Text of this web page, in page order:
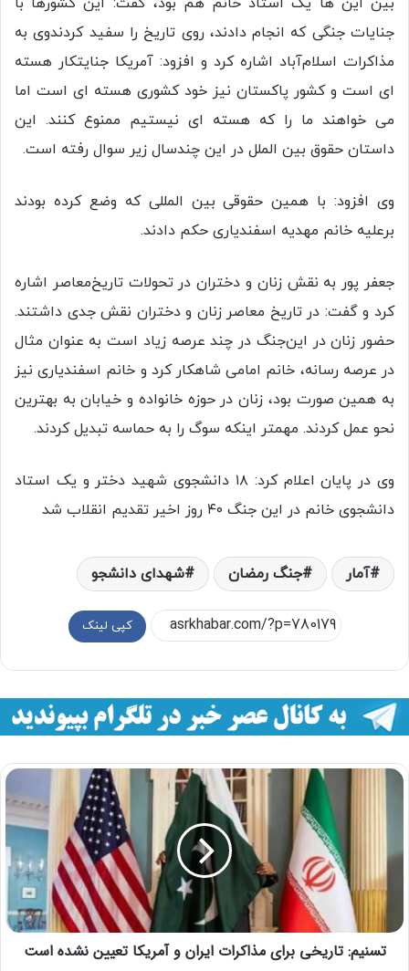
جنایات جنگی که انجام دادند، روی تاریخ را سفید کردندوی به
مذاکرات اسلام‌آباد اشاره کرد و افزود: آمریکا جنایتکار هسته
ای است و کشور پاکستان نیز خود کشوری هسته ای است اما
می خواهند ما را که هسته ای نیستیم ممنوع کنند. این
داستان حقوق بین الملل در این چندسال زیر سوال رفته است.
وی افزود: با همین حقوقی بین المللی که وضع کرده بودند
برعلیه خانم مهدیه اسفندیاری حکم دادند.
جعفر پور به نقش زنان و دختران در تحولات تاریخ‌معاصر اشاره
کرد و گفت: در تاریخ معاصر زنان و دختران نقش جدی داشتند.
حضور زنان در این‌جنگ در چند عرصه زیاد است به عنوان مثال
در عرصه رسانه، خانم امامی شاهکار کرد و خانم اسفندیاری نیز
به همین صورت بود، زنان در حوزه خانواده و خیابان به بهترین
نحو عمل کردند. مهمتر اینکه سوگ را به حماسه تبدیل کردند.
وی در پایان اعلام کرد: ۱۸ دانشجوی شهید دختر و یک استاد
دانشجوی خانم در این جنگ ۴۰ روز اخیر تقدیم انقلاب شد
آمار جنگ رمضان شهدای دانشجو
کپی لینک
تسنیم: تاریخی برای مذاکرات ایران و آمریکا تعیین نشده است